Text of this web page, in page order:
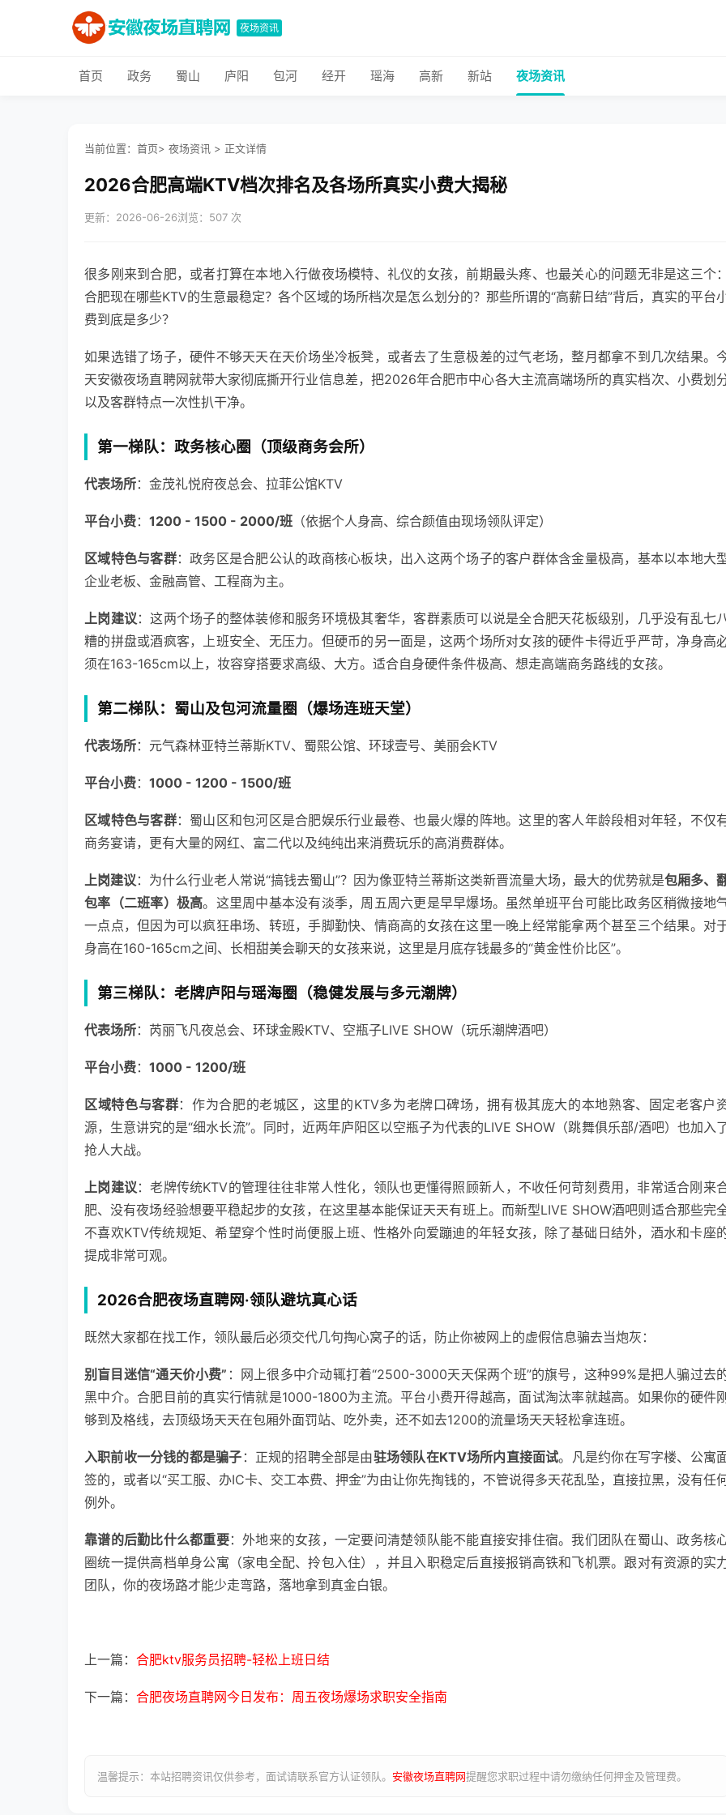
夜场资讯
首页 政务 蜀山 庐阳 包河 经开 瑶海 高新 新站 夜场资讯
当前位置： 首页> 夜场资讯 > 正文详情
2026合肥高端KTV档次排名及各场所真实小费大揭秘
更新：2026-06-26浏览：507 次
很多刚来到合肥，或者打算在本地入行做夜场模特、礼仪的女孩，前期最头疼、也最关心的问题无非是这三个：
合肥现在哪些KTV的生意最稳定？各个区域的场所档次是怎么划分的？那些所谓的“高薪日结”背后，真实的平台
费到底是多少？
如果选错了场子，硬件不够天天在天价场坐冷板凳，或者去了生意极差的过气老场，整月都拿不到几次结果。
天安徽夜场直聘网就带大家彻底撕开行业信息差，把2026年合肥市中心各大主流高端场所的真实档次、小费划
以及客群特点一次性扒干净。
第一梯队：政务核心圈（顶级商务会所）
代表场所：金茂礼悦府夜总会、拉菲公馆KTV
平台小费： 1200 - 1500 - 2000/班 （依据个人身高、综合颜值由现场领队评定）
区域特色与客群：政务区是合肥公认的政商核心板块，出入这两个场子的客户群体含金量极高，基本以本地大
企业老板、金融高管、工程商为主。
上岗建议：这两个场子的整体装修和服务环境极其奢华，客群素质可以说是全合肥天花板级别，几乎没有乱七
糟的拼盘或酒疯客，上班安全、无压力。但硬币的另一面是，这两个场所对女孩的硬件卡得近乎严苛，净身高
须在163-165cm以上，妆容穿搭要求高级、大方。适合自身硬件条件极高、想走高端商务路线的女孩。
第二梯队：蜀山及包河流量圈（爆场连班天堂）
代表场所：元气森林亚特兰蒂斯KTV、蜀熙公馆、环球壹号、美丽会KTV
平台小费： 1000 - 1200 - 1500/班
区域特色与客群：蜀山区和包河区是合肥娱乐行业最卷、也最火爆的阵地。这里的客人年龄段相对年轻，不仅
商务宴请，更有大量的网红、富二代以及纯纯出来消费玩乐的高消费群体。
上岗建议：为什么行业老人常说“搞钱去蜀山”？因为像亚特兰蒂斯这类新晋流量大场，最大的优势就是包厢多、
包率（二班率）极高。这里周中基本没有淡季，周五周六更是早早爆场。虽然单班平台可能比政务区稍微接地
一点点，但因为可以疯狂串场、转班，手脚勤快、情商高的女孩在这里一晚上经常能拿两个甚至三个结果。对
身高在160-165cm之间、长相甜美会聊天的女孩来说，这里是月底存钱最多的“黄金性价比区”。
第三梯队：老牌庐阳与瑶海圈（稳健发展与多元潮牌）
代表场所：芮丽飞凡夜总会、环球金殿KTV、空瓶子LIVE SHOW（玩乐潮牌酒吧）
平台小费： 1000 - 1200/班
区域特色与客群：作为合肥的老城区，这里的KTV多为老牌口碑场，拥有极其庞大的本地熟客、固定老客户
源，生意讲究的是“细水长流”。同时，近两年庐阳区以空瓶子为代表的LIVE SHOW（跳舞俱乐部/酒吧）也加入
抢人大战。
上岗建议：老牌传统KTV的管理往往非常人性化，领队也更懂得照顾新人，不收任何苛刻费用，非常适合刚来
肥、没有夜场经验想要平稳起步的女孩，在这里基本能保证天天有班上。而新型LIVE SHOW酒吧则适合那些完
不喜欢KTV传统规矩、希望穿个性时尚便服上班、性格外向爱蹦迪的年轻女孩，除了基础日结外，酒水和卡座
提成非常可观。
2026合肥夜场直聘网·领队避坑真心话
既然大家都在找工作，领队最后必须交代几句掏心窝子的话，防止你被网上的虚假信息骗去当炮灰：
别盲目迷信“通天价小费” ：网上很多中介动辄打着“2500-3000天天保两个班”的旗号，这种99%是把人骗过去
黑中介。合肥目前的真实行情就是1000-1800为主流。平台小费开得越高，面试淘汰率就越高。如果你的硬件刚
够到及格线，去顶级场天天在包厢外面罚站、吃外卖，还不如去1200的流量场天天轻松拿连班。
入职前收一分钱的都是骗子 ：正规的招聘全部是由驻场领队在KTV场所内直接面试。凡是约你在写字楼、公寓
签的，或者以“买工服、办IC卡、交工本费、押金”为由让你先掏钱的，不管说得多天花乱坠，直接拉黑，没有任
例外。
靠谱的后勤比什么都重要：外地来的女孩，一定要问清楚领队能不能直接安排住宿。我们团队在蜀山、政务核
圈统一提供高档单身公寓（家电全配、拎包入住），并且入职稳定后直接报销高铁和飞机票。跟对有资源的实
团队，你的夜场路才能少走弯路，落地拿到真金白银。
上一篇： 合肥ktv服务员招聘-轻松上班日结
下一篇： 合肥夜场直聘网今日发布：周五夜场爆场求职安全指南
温馨提示：本站招聘资讯仅供参考，面试请联系官方认证领队。 安徽夜场直聘网提醒您求职过程中请勿缴纳任何押金及管理费。